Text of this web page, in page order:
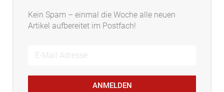
Kein Spam – einmal die Woche alle neuen
Artikel aufbereitet im Postfach!
ANMELDEN